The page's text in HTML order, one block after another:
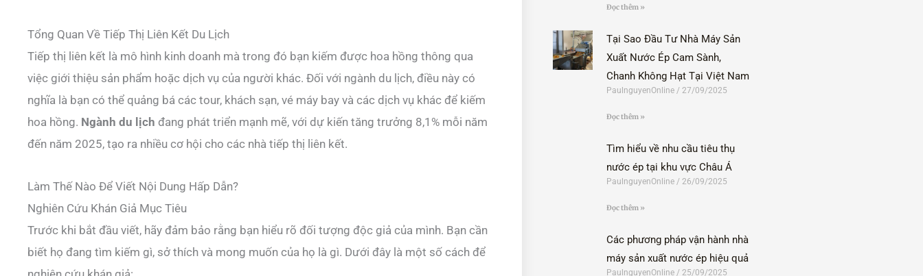
Tổng Quan Về Tiếp Thị Liên Kết Du Lịch
Tiếp thị liên kết là mô hình kinh doanh mà trong đó bạn kiếm được hoa hồng thông qua
việc giới thiệu sản phẩm hoặc dịch vụ của người khác. Đối với ngành du lịch, điều này có
nghĩa là bạn có thể quảng bá các tour, khách sạn, vé máy bay và các dịch vụ khác để kiếm
hoa hồng. Ngành du lịch đang phát triển mạnh mẽ, với dự kiến tăng trưởng 8,1% mỗi năm
đến năm 2025, tạo ra nhiều cơ hội cho các nhà tiếp thị liên kết.
Làm Thế Nào Để Viết Nội Dung Hấp Dẫn?
Nghiên Cứu Khán Giả Mục Tiêu
Trước khi bắt đầu viết, hãy đảm bảo rằng bạn hiểu rõ đối tượng độc giả của mình. Bạn cần
biết họ đang tìm kiếm gì, sở thích và mong muốn của họ là gì. Dưới đây là một số cách để
Đọc thêm »
Tại Sao Đầu Tư Nhà Máy Sản
Xuất Nước Ép Cam Sành,
Chanh Không Hạt Tại Việt Nam
PaulnguyenOnline 27/09/2025
Đọc thêm »
Tìm hiểu về nhu cầu tiêu thụ
nước ép tại khu vực Châu Á
PaulnguyenOnline 26/09/2025
Đọc thêm »
Các phương pháp vận hành nhà
máy sản xuất nước ép hiệu quả
PaulnguyenOnline 25/09/2025